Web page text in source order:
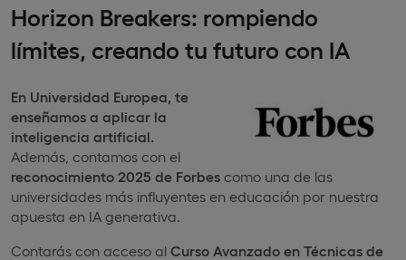
Horizon Breakers: rompiendo
límites, creando tu futuro con IA
En Universidad Europea, te
enseñamos a aplicar la
inteligencia artificial.
Además, contamos con el
reconocimiento 2025 de Forbes como una de las
universidades más influyentes en educación por nuestra
apuesta en IA generativa.
Contarás con acceso al Curso Avanzado en Técnicas de